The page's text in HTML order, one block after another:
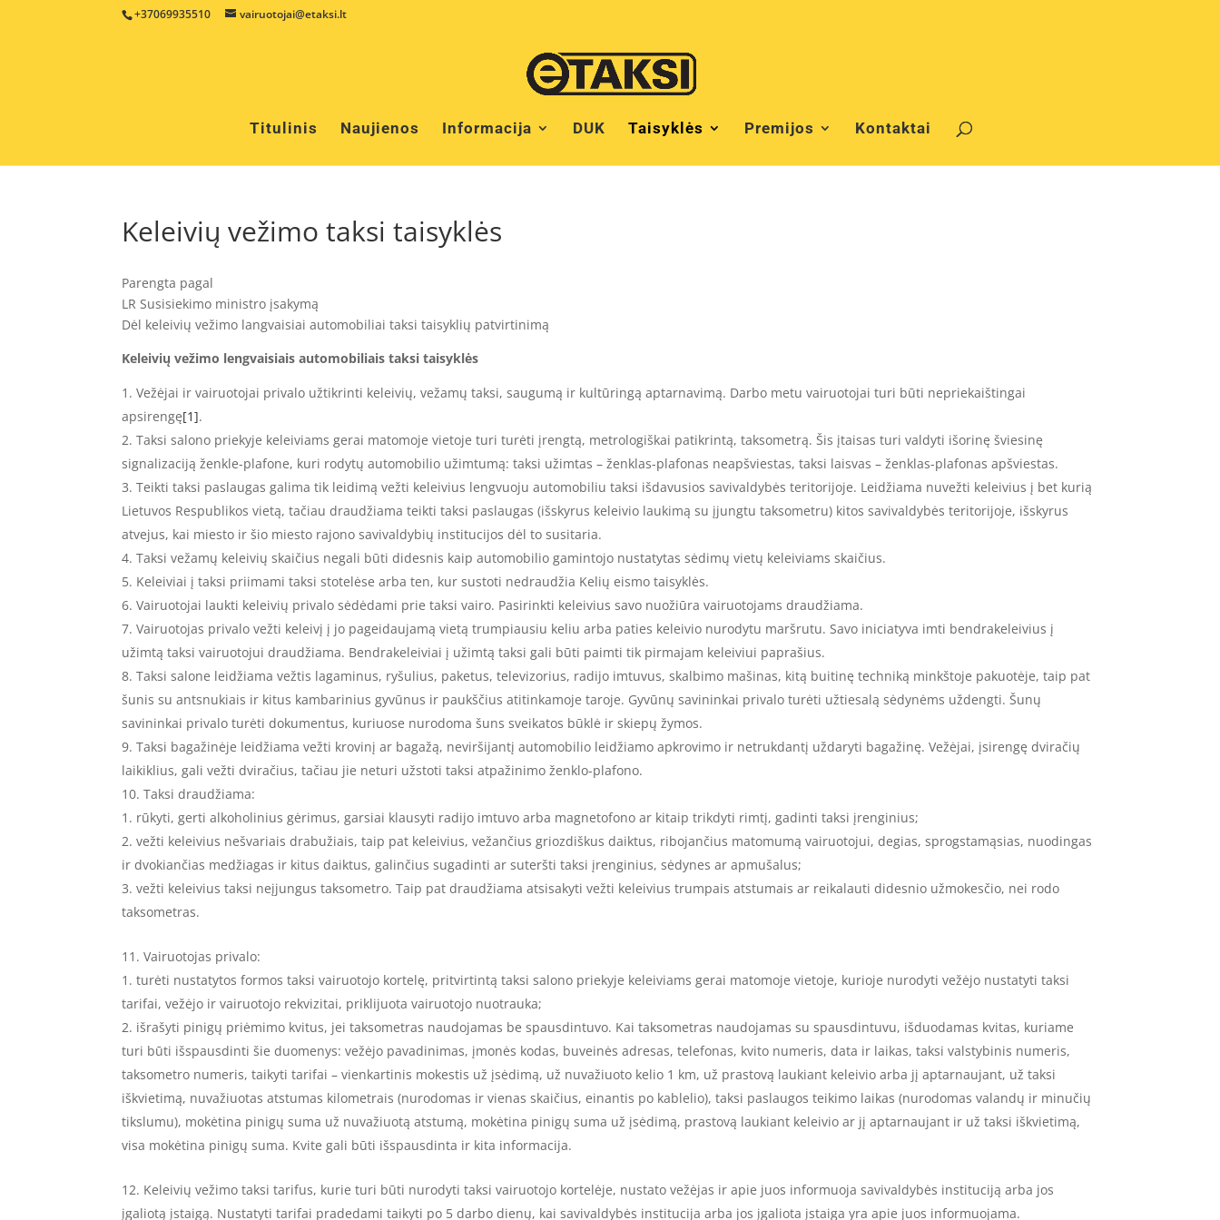
+37069935510 vairuotojai@etaksi.lt
Titulinis Naujienos Informacija DUK Taisyklės Premijos Kontaktai
Keleivių vežimo taksi taisyklės
Parengta pagal
LR Susisiekimo ministro įsakymą
Dėl keleivių vežimo langvaisiai automobiliai taksi taisyklių patvirtinimą
Keleivių vežimo lengvaisiais automobiliais taksi taisyklės
Vežėjai ir vairuotojai privalo užtikrinti keleivių, vežamų taksi, saugumą ir kultūringą aptarnavimą. Darbo metu vairuotojai turi būti nepriekaištingai
apsirengę[1].
Taksi salono priekyje keleiviams gerai matomoje vietoje turi turėti įrengtą, metrologiškai patikrintą, taksometrą. Šis įtaisas turi valdyti išorinę šviesinę
signalizaciją ženkle-plafone, kuri rodytų automobilio užimtumą: taksi užimtas – ženklas-plafonas neapšviestas, taksi laisvas – ženklas-plafonas apšviestas.
Teikti taksi paslaugas galima tik leidimą vežti keleivius lengvuoju automobiliu taksi išdavusios savivaldybės teritorijoje. Leidžiama nuvežti keleivius į bet kurią
Lietuvos Respublikos vietą, tačiau draudžiama teikti taksi paslaugas (išskyrus keleivio laukimą su įjungtu taksometru) kitos savivaldybės teritorijoje, išskyrus
atvejus, kai miesto ir šio miesto rajono savivaldybių institucijos dėl to susitaria.
Taksi vežamų keleivių skaičius negali būti didesnis kaip automobilio gamintojo nustatytas sėdimų vietų keleiviams skaičius.
Keleiviai į taksi priimami taksi stotelėse arba ten, kur sustoti nedraudžia Kelių eismo taisyklės.
Vairuotojai laukti keleivių privalo sėdėdami prie taksi vairo. Pasirinkti keleivius savo nuožiūra vairuotojams draudžiama.
Vairuotojas privalo vežti keleivį į jo pageidaujamą vietą trumpiausiu keliu arba paties keleivio nurodytu maršrutu. Savo iniciatyva imti bendrakeleivius į
užimtą taksi vairuotojui draudžiama. Bendrakeleiviai į užimtą taksi gali būti paimti tik pirmajam keleiviui paprašius.
Taksi salone leidžiama vežtis lagaminus, ryšulius, paketus, televizorius, radijo imtuvus, skalbimo mašinas, kitą buitinę techniką minkštoje pakuotėje, taip pat
šunis su antsnukiais ir kitus kambarinius gyvūnus ir paukščius atitinkamoje taroje. Gyvūnų savininkai privalo turėti užtiesalą sėdynėms uždengti. Šunų
savininkai privalo turėti dokumentus, kuriuose nurodoma šuns sveikatos būklė ir skiepų žymos.
Taksi bagažinėje leidžiama vežti krovinį ar bagažą, neviršijantį automobilio leidžiamo apkrovimo ir netrukdantį uždaryti bagažinę. Vežėjai, įsirengę dviračių
laikiklius, gali vežti dviračius, tačiau jie neturi užstoti taksi atpažinimo ženklo-plafono.
Taksi draudžiama:
rūkyti, gerti alkoholinius gėrimus, garsiai klausyti radijo imtuvo arba magnetofono ar kitaip trikdyti rimtį, gadinti taksi įrenginius;
vežti keleivius nešvariais drabužiais, taip pat keleivius, vežančius griozdiškus daiktus, ribojančius matomumą vairuotojui, degias, sprogstamąsias, nuodingas
ir dvokiančias medžiagas ir kitus daiktus, galinčius sugadinti ar suteršti taksi įrenginius, sėdynes ar apmušalus;
vežti keleivius taksi neįjungus taksometro. Taip pat draudžiama atsisakyti vežti keleivius trumpais atstumais ar reikalauti didesnio užmokesčio, nei rodo
taksometras.
Vairuotojas privalo:
turėti nustatytos formos taksi vairuotojo kortelę, pritvirtintą taksi salono priekyje keleiviams gerai matomoje vietoje, kurioje nurodyti vežėjo nustatyti taksi
tarifai, vežėjo ir vairuotojo rekvizitai, priklijuota vairuotojo nuotrauka;
išrašyti pinigų priėmimo kvitus, jei taksometras naudojamas be spausdintuvo. Kai taksometras naudojamas su spausdintuvu, išduodamas kvitas, kuriame
turi būti išspausdinti šie duomenys: vežėjo pavadinimas, įmonės kodas, buveinės adresas, telefonas, kvito numeris, data ir laikas, taksi valstybinis numeris,
taksometro numeris, taikyti tarifai – vienkartinis mokestis už įsėdimą, už nuvažiuoto kelio 1 km, už prastovą laukiant keleivio arba jį aptarnaujant, už taksi
iškvietimą, nuvažiuotas atstumas kilometrais (nurodomas ir vienas skaičius, einantis po kablelio), taksi paslaugos teikimo laikas (nurodomas valandų ir minučių
tikslumu), mokėtina pinigų suma už nuvažiuotą atstumą, mokėtina pinigų suma už įsėdimą, prastovą laukiant keleivio ar jį aptarnaujant ir už taksi iškvietimą,
visa mokėtina pinigų suma. Kvite gali būti išspausdinta ir kita informacija.
Keleivių vežimo taksi tarifus, kurie turi būti nurodyti taksi vairuotojo kortelėje, nustato vežėjas ir apie juos informuoja savivaldybės instituciją arba jos
įgaliotą įstaigą. Nustatyti tarifai pradedami taikyti po 5 darbo dienų, kai savivaldybės institucija arba jos įgaliota įstaiga yra apie juos informuojama.